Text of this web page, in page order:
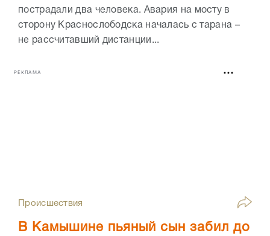
пострадали два человека. Авария на мосту в
сторону Краснослободска началась с тарана –
не рассчитавший дистанции...
РЕКЛАМА
Происшествия
В Камышине пьяный сын забил до